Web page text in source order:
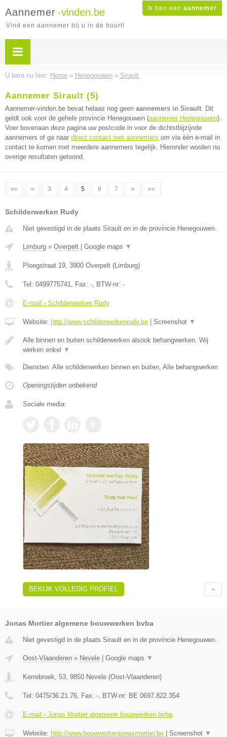
Ik ben een aannemer
Aannemer -vinden.be
Vind een aannemer bij u in de buurt!
U bent nu hier: Home » Henegouwen » Sirault
Aannemer Sirault (5)
Aannemer-vinden.be bevat helaas nog geen aannemers in Sirault. Dit
geldt ook voor de gehele provincie Henegouwen (aannemer Henegouwen).
Voer bovenaan deze pagina uw postcode in voor de dichtstbijzijnde
aannemers of ga naar direct contact met aannemers om via één e-mail in
contact te komen met meerdere aannemers tegelijk. Hieronder worden nu
overige resultaten getoond.
«« « 3 4 5 6 7 » »»
Schilderwerken Rudy
Niet gevestigd in de plaats Sirault en in de provincie Henegouwen.
Limburg » Overpelt Google maps ▼
Ploegstraat 19, 3900 Overpelt (Limburg)
Tel: 0499775741, Fax: -, BTW-nr: -
E-mail › Schilderwerken Rudy
Website: http://www.schilderwerkenrudy.be Screenshot ▼
Alle binnen en buiten schilderwerken alsook behangwerken. Wij
werken enkel
▼
Diensten: Alle schilderwerken binnen en buiten, Alle behangwerken
Openingstijden onbekend
Sociale media:
BEKIJK VOLLEDIG PROFIEL
Jonas Mortier algemene bouwwerken bvba
Niet gevestigd in de plaats Sirault en in de provincie Henegouwen.
Oost-Vlaanderen » Nevele Google maps ▼
Kerrebroek, 53, 9850 Nevele (Oost-Vlaanderen)
Tel: 0475/36.21.76, Fax: -, BTW-nr: BE 0697.822.354
E-mail › Jonas Mortier algemene bouwwerken bvba
Website: http://www.bouwwerkenjonasmortier.be Screenshot ▼